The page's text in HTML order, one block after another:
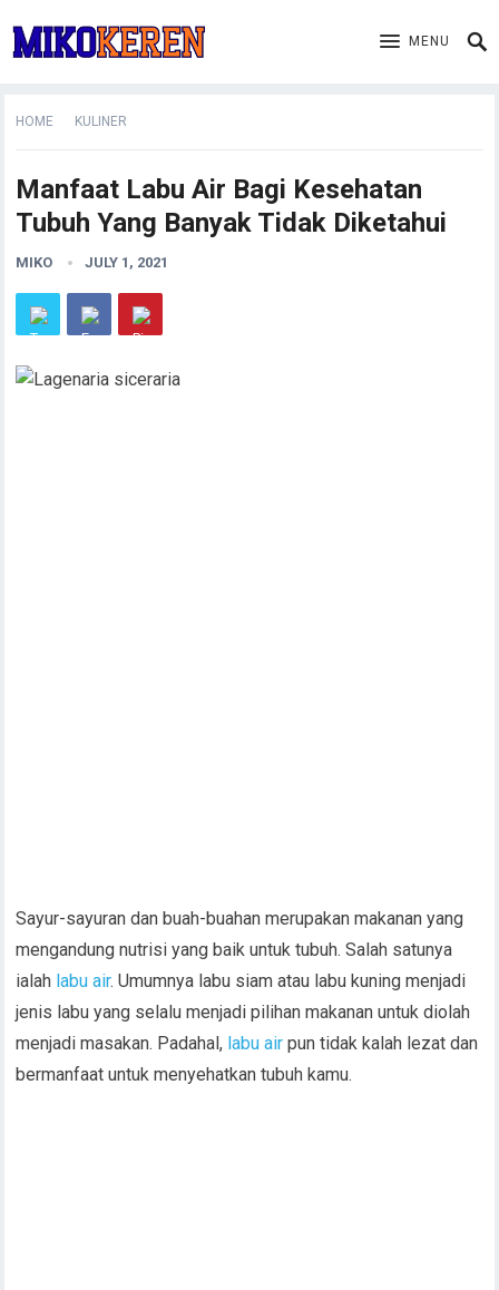
MENU
HOME KULINER
Manfaat Labu Air Bagi Kesehatan
Tubuh Yang Banyak Tidak Diketahui
MIKO JULY 1, 2021
Sayur-sayuran dan buah-buahan merupakan makanan yang
mengandung nutrisi yang baik untuk tubuh. Salah satunya
ialah labu air. Umumnya labu siam atau labu kuning menjadi
jenis labu yang selalu menjadi pilihan makanan untuk diolah
menjadi masakan. Padahal, labu air pun tidak kalah lezat dan
bermanfaat untuk menyehatkan tubuh kamu.